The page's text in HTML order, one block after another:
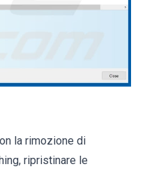
la rimozione di
ripristinare le